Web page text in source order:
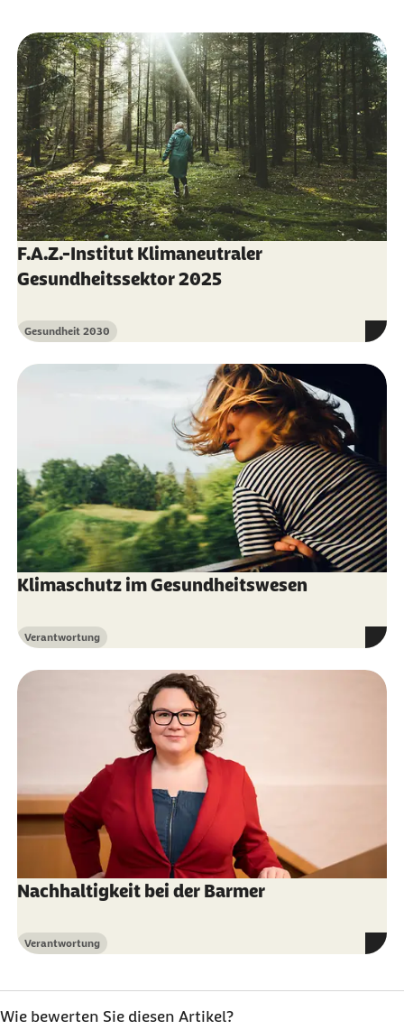
F.A.Z.-Institut Klimaneutraler
Gesundheitssektor 2025
Kategorie
Gesundheit 2030
Klimaschutz im Gesundheitswesen
Kategorie
Verantwortung
Nachhaltigkeit bei der Barmer
Kategorie
Verantwortung
Wie bewerten Sie diesen Artikel?